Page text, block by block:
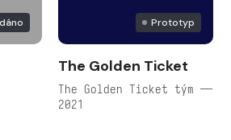
Prototyp
The Golden Ticket
The Golden Ticket tým —
2021